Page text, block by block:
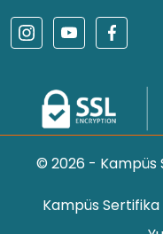
© 2026 - Kampüs
Kampüs Sertifika